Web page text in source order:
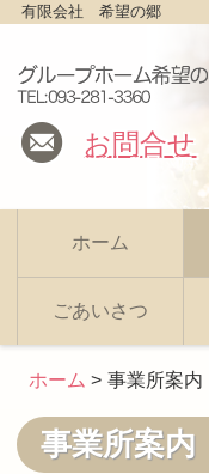
有限会社 希望の郷
お問合せ
ホーム
ごあいさつ
ホーム 事業所案内
事業所案内